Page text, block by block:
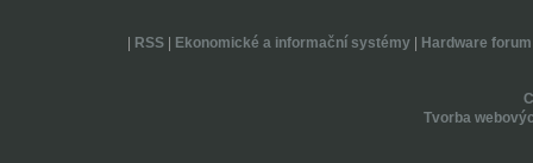
RSS| Ekonomické a informační systémy| Hardware forum
Tvorba